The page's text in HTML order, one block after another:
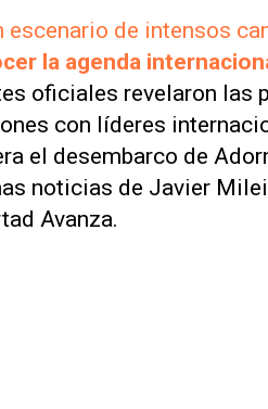
escenario de intensos
la agenda
oficiales revelaron las
con líderes
el desembarco de
noticias de Javier
Avanza.